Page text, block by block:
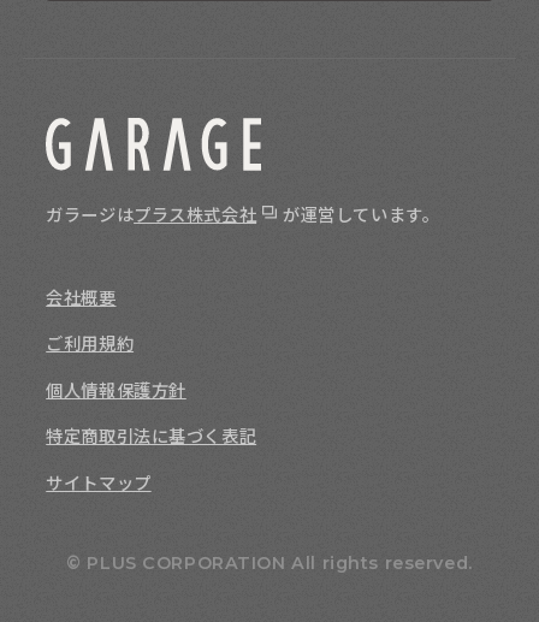
ガラージはプラス株式会社 が運営しています。
会社概要
ご利用規約
個人情報保護方針
特定商取引法に基づく表記
サイトマップ
© PLUS CORPORATION All rights reserved.